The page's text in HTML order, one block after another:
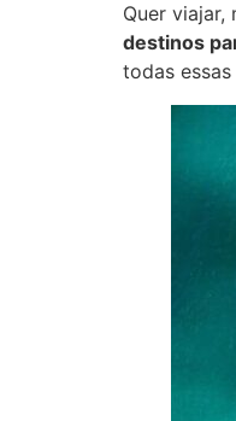
Quer viajar,
destinos
todas